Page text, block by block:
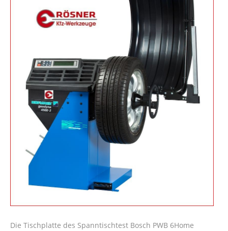
Die Tischplatte des Spanntischtest Bosch PWB 6Home